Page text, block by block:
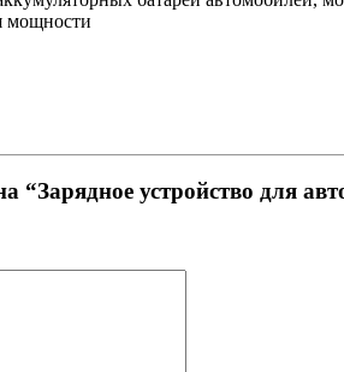
мощности
“Зарядное устройство для